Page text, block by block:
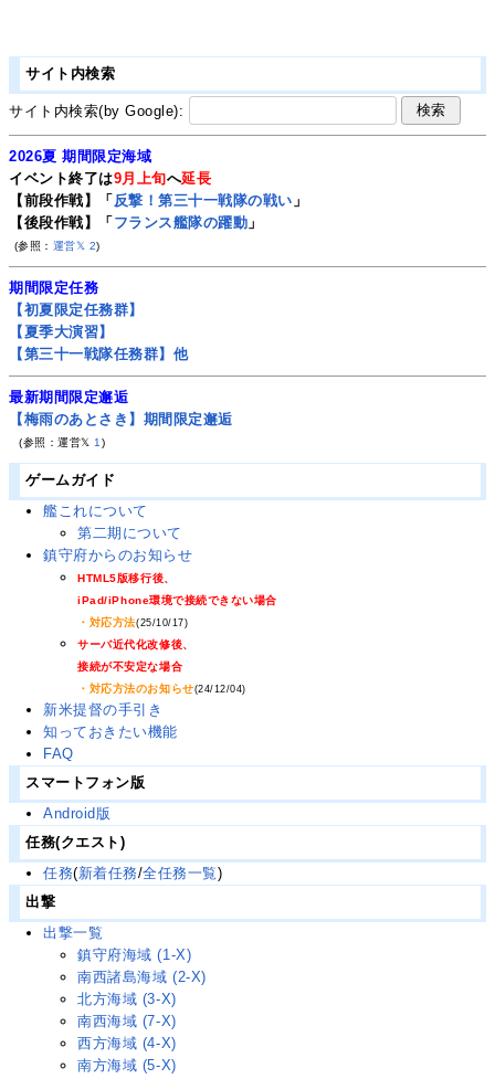
サイト内検索
サイト内検索(by Google):
2026夏 期間限定海域
イベント終了は9月上旬へ延長
【前段作戦】「 反撃！第三十一戦隊の戦い 」
【後段作戦】「 フランス艦隊の躍動 」
(参照： 運営𝕏 2)
期間限定任務
【初夏限定任務群】
【夏季大演習】
【第三十一戦隊任務群】他
最新期間限定邂逅
【梅雨のあとさき】期間限定邂逅
(参照：運営𝕏1)
ゲームガイド
艦これについて
第二期について
鎮守府からのお知らせ
HTML5版移行後、
iPad/iPhone環境で接続できない場合
・対応方法(25/10/17)
サーバ近代化改修後、
接続が不安定な場合
・対応方法のお知らせ(24/12/04)
新米提督の手引き
知っておきたい機能
FAQ
スマートフォン版
Android版
任務(クエスト)
任務(新着任務/全任務一覧)
出撃
出撃一覧
鎮守府海域 (1-X)
南西諸島海域 (2-X)
北方海域 (3-X)
南西海域 (7-X)
西方海域 (4-X)
南方海域 (5-X)